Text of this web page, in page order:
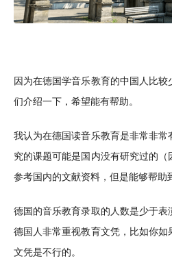
因为在德国学音乐教育的中国人比
们介绍一下，希望能有帮助。
我认为在德国读音乐教育是非常非
究的课题可能是国内没有研究过的
参考国内的文献资料，但是能够帮助
德国的音乐教育录取的人数是少于表
德国人非常重视教育文凭，比如你
文凭是不行的。